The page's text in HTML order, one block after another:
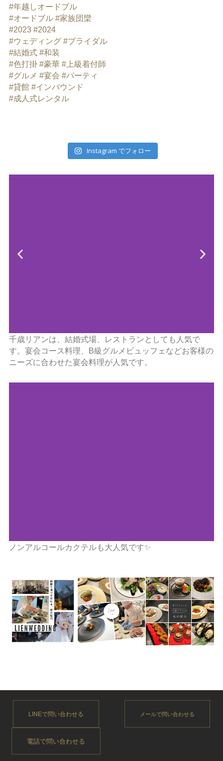
#年越しオードブル
#オードブル #家族団欒
#2023 #2024
#ウェディング #ブライダル
#結婚式 #和装
#色打掛 #豪華 #上級着付師
#グルメ #宴会 #パーティ
#貸館 #インバウンド
#成人式レンタル
Instagram でフォロー
千歳リアンは、結婚式場、レストランとしても人気で
す。宴会コース料理、B級グルメビュッフェなどお客様の
ニーズに合わせた宴会料理が人気です。
ノンアルコールカクテルも大人気です✨
LINEで問い合わせる メールで問い合わせる
電話で問い合わせる